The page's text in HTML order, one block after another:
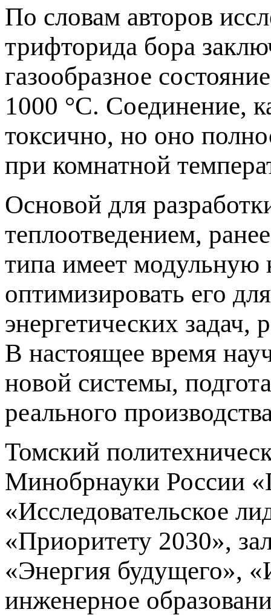
По словам авторов
трифторида бора
газообразное
1000 °С. Соединение,
токсично, но оно
при комнатной
Основой для
теплоотведением,
типа имеет
оптимизировать его
энергетических задач,
В настоящее время
новой системы,
реального
Томский
Минобрнауки России
«Исследовательское
«Приоритету 2030»,
«Энергия будущего»,
инженерное